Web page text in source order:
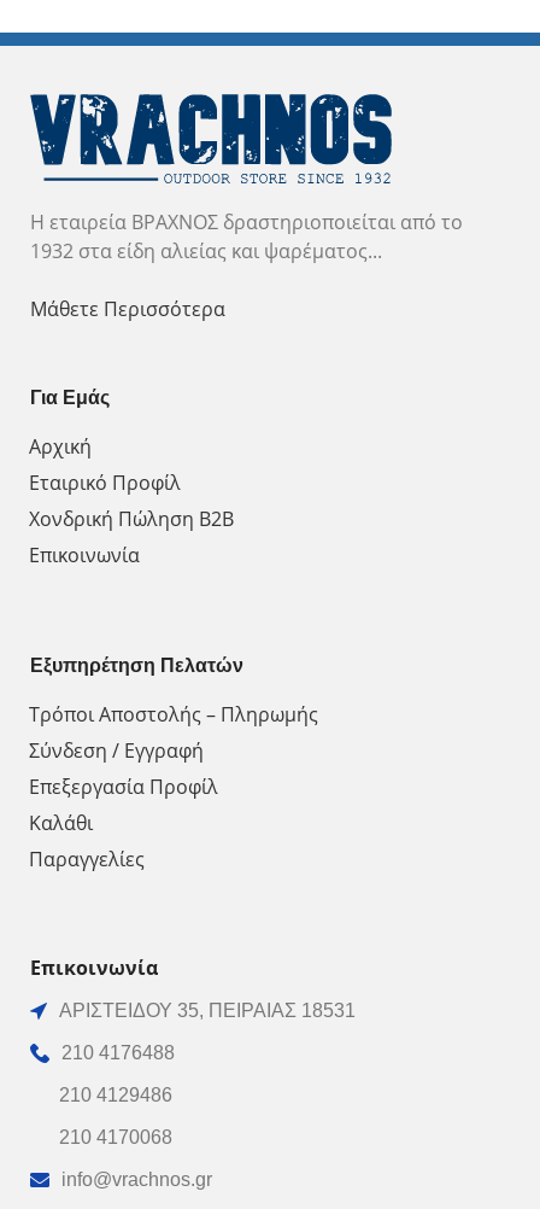
Η εταιρεία ΒΡΑΧΝΟΣ δραστηριοποιείται από το
1932 στα είδη αλιείας και ψαρέματος...
Μάθετε Περισσότερα
Για Εμάς
Αρχική
Εταιρικό Προφίλ
Χονδρική Πώληση Β2Β
Επικοινωνία
Εξυπηρέτηση Πελατών
Τρόποι Αποστολής – Πληρωμής
Σύνδεση / Εγγραφή
Επεξεργασία Προφίλ
Καλάθι
Παραγγελίες
Επικοινωνία
ΑΡΙΣΤΕΙΔΟΥ 35, ΠΕΙΡΑΙΑΣ 18531
210 4176488
210 4129486
210 4170068
info@vrachnos.gr